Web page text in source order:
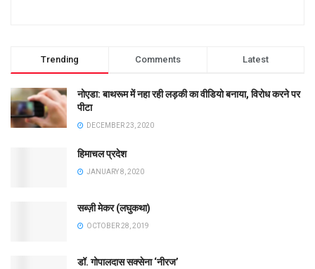
Trending Comments Latest
नोएडा: बाथरूम में नहा रही लड़की का वीडियो बनाया, विरोध करने पर
पीटा
DECEMBER 23, 2020
हिमाचल प्रदेश
JANUARY 8, 2020
सब्ज़ी मेकर (लघुकथा)
OCTOBER 28, 2019
डॉ. गोपालदास सक्सेना ‘नीरज’